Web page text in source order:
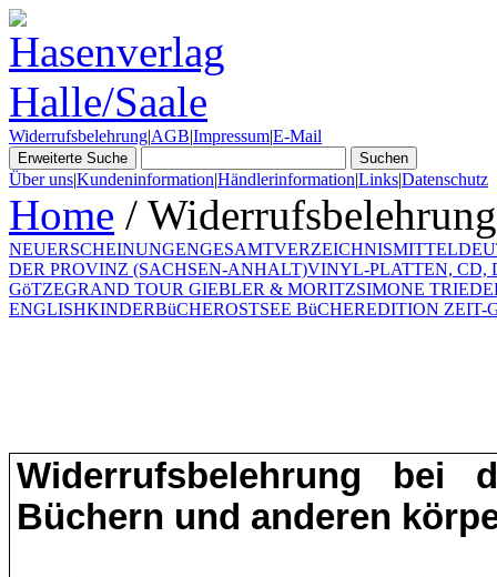
Widerrufsbelehrung|AGB|Impressum|E-Mail
Über uns|Kundeninformation|Händlerinformation|Links|Datenschutz
Home / Widerrufsbelehrung
NEUERSCHEINUNGENGESAMTVERZEICHNIS
DER PROVINZ (SACHSEN-ANHALT)VINYL-PLATTEN, CD,
GöTZEGRAND TOUR GIEBLER & MORITZSIMONE
ENGLISHKINDERBüCHEROSTSEE BüCHEREDITION ZEIT-
Widerrufsbelehrung bei
Büchern und anderen